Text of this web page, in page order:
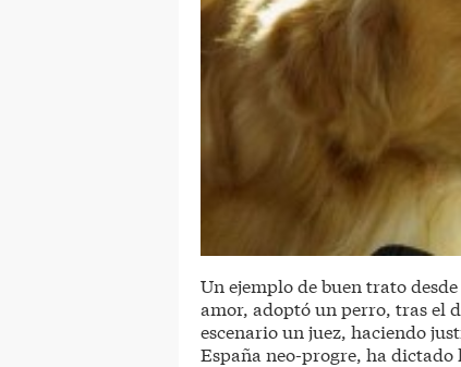
Un ejemplo de buen trato
amor, adoptó un perro, tras el
escenario un juez, haciendo
España neo-progre, ha